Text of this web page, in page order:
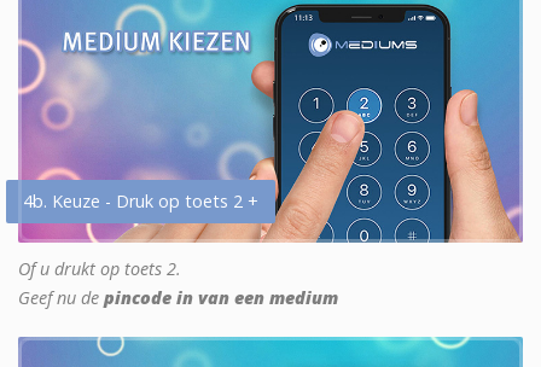
4b. Keuze - Druk op toets 2 +
Of u drukt op toets 2.
Geef nu de pincode in van een medium